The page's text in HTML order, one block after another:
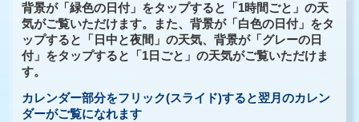
背景が「緑色の日付」をタップすると「1時間ごと」の天
気がご覧いただけます。また、背景が「白色の日付」をタ
ップすると「日中と夜間」の天気、背景が「グレーの日
付」をタップすると「1日ごと」の天気がご覧いただけま
す。
カレンダー部分をフリック(スライド)すると翌月のカレン
ダーがご覧になれます